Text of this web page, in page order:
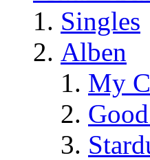
Singles
Alben
My